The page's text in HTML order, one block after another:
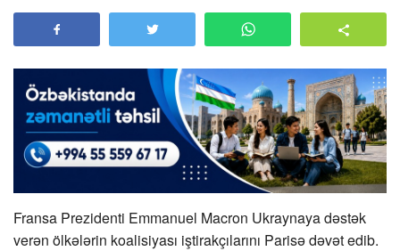
Fransa Prezidenti Emmanuel Macron Ukraynaya dəstək
verən ölkələrin koalisiyası iştirakçılarını Parisə dəvət edib.